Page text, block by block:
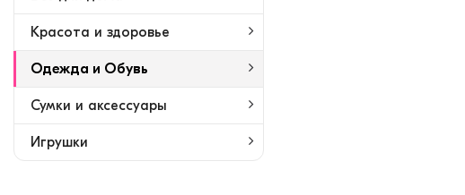
Красота и здоровье
Одежда и Обувь
Сумки и аксессуары
Игрушки